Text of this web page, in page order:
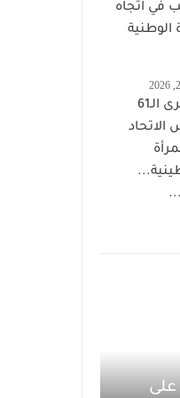
في اتجاه
الوطنية
في الذكرى الـ61
الاتحاد
على